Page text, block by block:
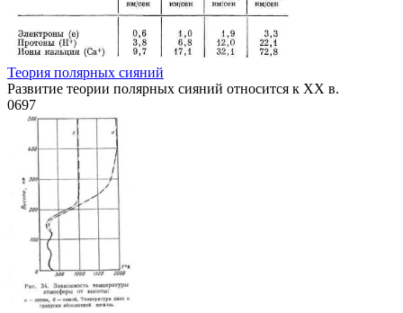
Теория полярных сияний
Развитие теории полярных сияний относится к XX в.
0697